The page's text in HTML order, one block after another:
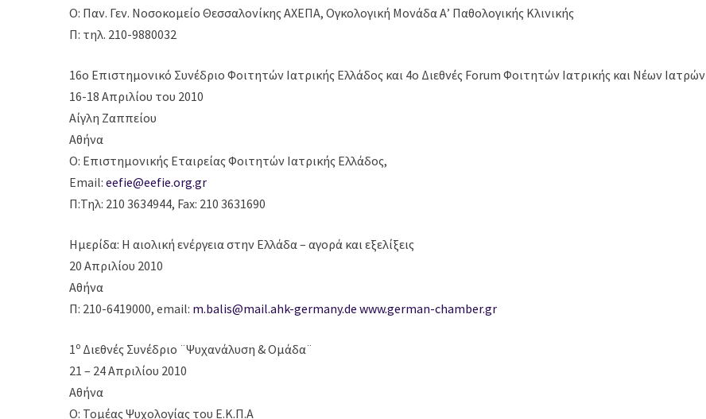
Ο: Παν. Γεν. Νοσοκομείο Θεσσαλονίκης ΑΧΕΠΑ, Ογκολογική Μονάδα Α’ Παθολογικής Κλινικής
Π: τηλ. 210-9880032
16ο Επιστημονικό Συνέδριο Φoιτητών Ιατρικής Ελλάδος και 4ο Διεθνές Forum Φοιτητών Ιατρικής και Νέων Ιατρών
16-18 Απριλίου του 2010
Αίγλη Ζαππείου
Αθήνα
Ο: Επιστημονικής Εταιρείας Φοιτητών Ιατρικής Ελλάδος,
Email: eefie@eefie.org.gr
Π:Τηλ: 210 3634944, Fax: 210 3631690
Ημερίδα: Η αιολική ενέργεια στην Ελλάδα – αγορά και εξελίξεις
20 Απριλίου 2010
Αθήνα
Π: 210-6419000, email: m.balis@mail.ahk-germany.de www.german-chamber.gr
1ο Διεθνές Συνέδριο ¨Ψυχανάλυση & Ομάδα¨
21 – 24 Απριλίου 2010
Αθήνα
Ο: Τομέας Ψυχολογίας του Ε.Κ.Π.Α